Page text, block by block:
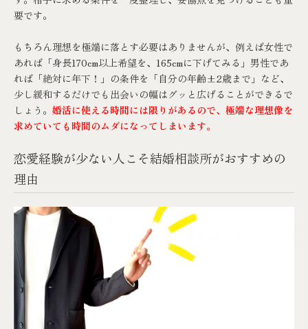
要です。
もちろん理想を極端に落とす必要はありませんが、例えば女性で
あれば「身長170cm以上希望を、165cmに下げてみる」男性であ
れば「絶対に年下！」の条件を「自分の年齢±2歳まで」など、
少し緩和するだけでも出会いの幅はグッと広げることができるで
しょう。 婚活に使える時間には限りがあるので、極端な理想像を
求めていても時間のムダになってしまいます。
恋愛経験が少ない人こそ結婚相談所がおすすめの
理由